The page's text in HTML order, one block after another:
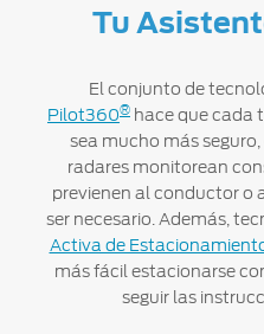
Tu
El conjunto de
Pilot360® hace que cada
sea mucho más
radares monitorean
previenen al conductor o
ser necesario. Además,
Activa de
más fácil estacionarse
seguir las